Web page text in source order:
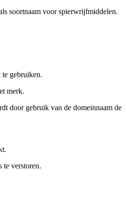
soortnaam voor spierwrijfmiddelen.
gebruiken.
merk.
door gebruik van de domeinnaam de
te verstoren.